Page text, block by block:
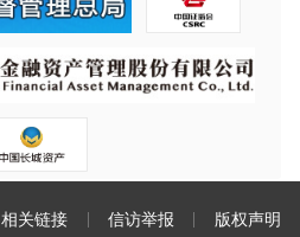
相关链接 信访举报 版权声明